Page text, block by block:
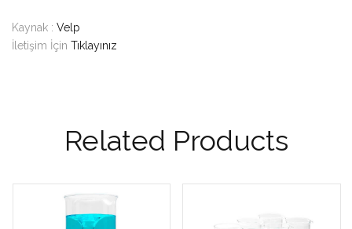
Kaynak : Velp
İletişim İçin Tıklayınız
Related Products